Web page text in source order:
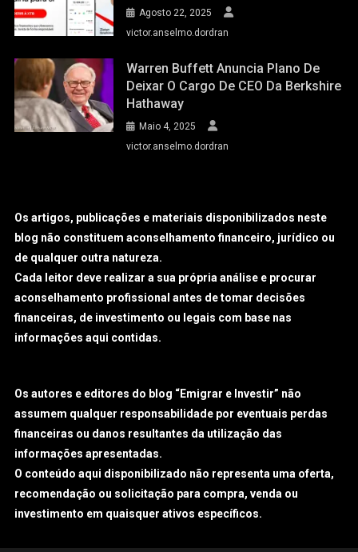
Agosto 22, 2025
victor.anselmo.dordran
Warren Buffett Anuncia Plano De
Deixar O Cargo De CEO Da Berkshire
Hathaway
Maio 4, 2025
victor.anselmo.dordran
Os artigos, publicações e materiais disponibilizados neste
blog não constituem aconselhamento financeiro, jurídico ou
de qualquer outra natureza.
Cada leitor deve realizar a sua própria análise e procurar
aconselhamento profissional antes de tomar decisões
financeiras, de investimento ou legais com base nas
informações aqui contidas.
Os autores e editores do blog “Emigrar e Investir” não
assumem qualquer responsabilidade por eventuais perdas
financeiras ou danos resultantes da utilização das
informações apresentadas.
O conteúdo aqui disponibilizado não representa uma oferta,
recomendação ou solicitação para compra, venda ou
investimento em quaisquer ativos específicos.